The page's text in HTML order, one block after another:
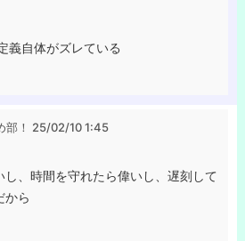
義自体がズレている
！ 25/02/10 1:45
、時間を守れたら偉いし、遅刻して
から